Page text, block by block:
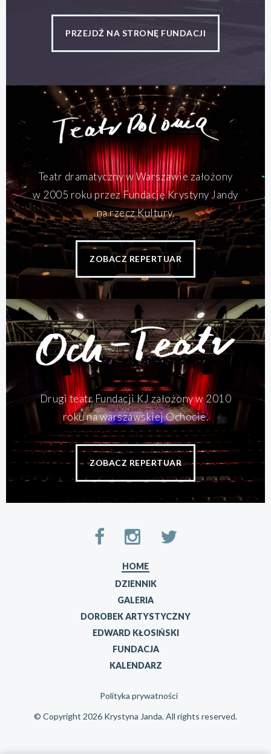
PRZEJDŹ NA STRONĘ FUNDACJI
Teatr dramatyczny w Warszawie założony
w 2005 roku przez Fundację Krystyny Jandy
na rzecz Kultury.
ZOBACZ REPERTUAR
Drugi teatr Fundacji KJ założony w 2010
roku na warszawskiej Ochocie.
ZOBACZ REPERTUAR
HOME
DZIENNIK
GALERIA
DOROBEK ARTYSTYCZNY
EDWARD KŁOSIŃSKI
FUNDACJA
KALENDARZ
Polityka prywatności
© Copyright 2026 Krystyna Janda. All rights reserved.